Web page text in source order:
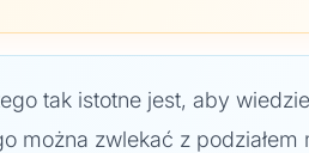
tak istotne jest, aby
można zwlekać z